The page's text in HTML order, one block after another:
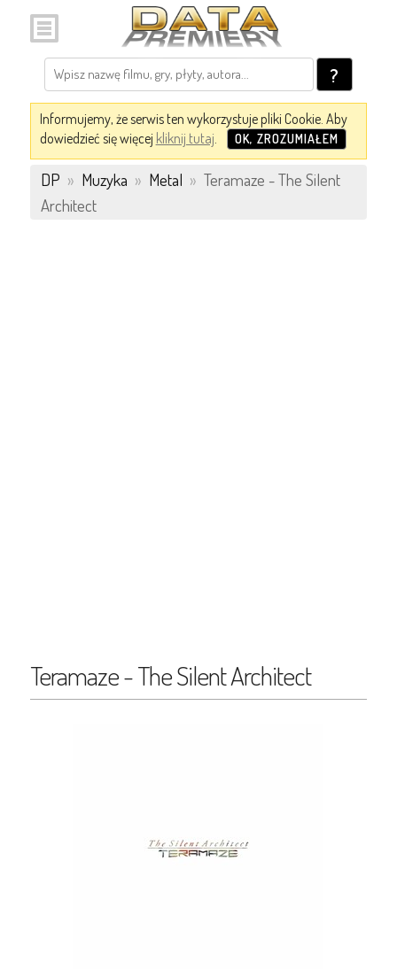
?
Informujemy, że serwis ten wykorzystuje pliki Cookie. Aby
dowiedzieć się więcej kliknij tutaj. OK, ZROZUMIAŁEM
DP » Muzyka » Metal » Teramaze - The Silent
Architect
Teramaze - The Silent Architect